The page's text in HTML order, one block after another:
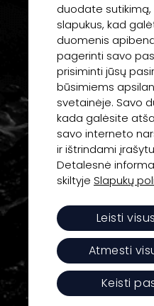
UAB “Daisoras”
Įm. kodas: 125430270
PVM kodas: LT254302716
J. Basanavičiaus g. 1, LT-
+370 650 73777
hello@daisoras.lt
Inovatyvios idėjos ir
duodate
slapukus, kad
duomenis
pagerinti savo
prisiminti jūsų
būsimiems
svetainėje. Savo
kada galėsite
savo interneto
ir ištrindami
Detalesnė
skiltyje Slapukų
Leisti
Atmesti
Keisti